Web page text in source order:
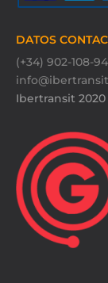
DATOS
(+34) 902-108-
Ibertransit 2020